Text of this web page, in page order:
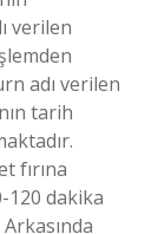
verilen
adı verilen
tarih
fırına
120 dakika